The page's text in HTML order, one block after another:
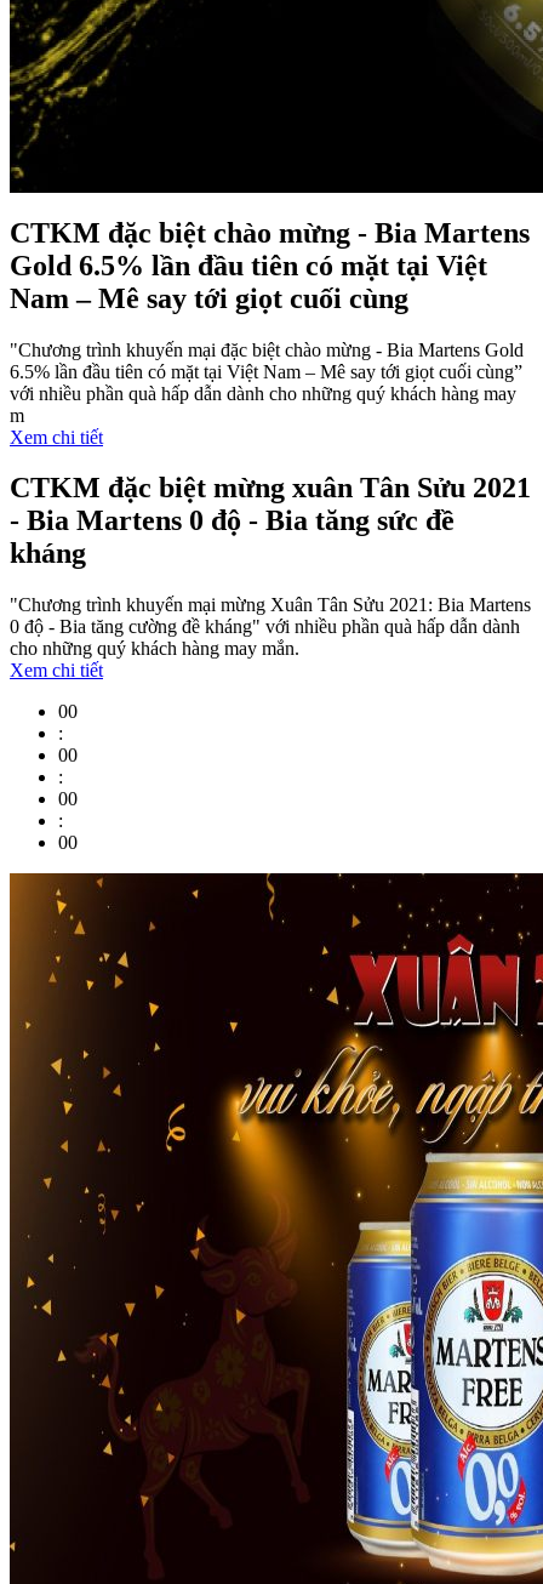
CTKM đặc biệt chào mừng - Bia Martens
Gold 6.5% lần đầu tiên có mặt tại Việt
Nam – Mê say tới giọt cuối cùng
"Chương trình khuyến mại đặc biệt chào mừng - Bia Martens Gold
6.5% lần đầu tiên có mặt tại Việt Nam – Mê say tới giọt cuối cùng”
với nhiều phần quà hấp dẫn dành cho những quý khách hàng may
m
Xem chi tiết
CTKM đặc biệt mừng xuân Tân Sửu 2021
- Bia Martens 0 độ - Bia tăng sức đề
kháng
"Chương trình khuyến mại mừng Xuân Tân Sửu 2021: Bia Martens
0 độ - Bia tăng cường đề kháng" với nhiều phần quà hấp dẫn dành
cho những quý khách hàng may mắn.
Xem chi tiết
00
:
00
:
00
:
00